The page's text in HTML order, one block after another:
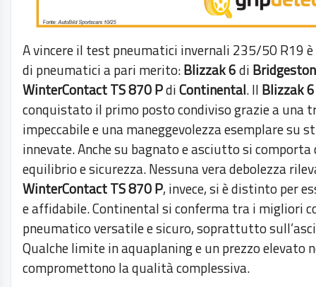
A vincere il test pneumatici invernali 235/50 R19 è
di pneumatici a pari merito:Blizzak 6di
WinterContact TS 870 PdiContinental. Il Blizzak 6
conquistato il primo posto condiviso grazie a una
impeccabile e una maneggevolezza esemplare su
innevate. Anche su bagnato e asciutto si comporta
equilibrio e sicurezza. Nessuna vera debolezza
WinterContact TS 870 P, invece, si è distinto per
e affidabile. Continental si conferma tra i migliori
pneumatico versatile e sicuro, soprattutto
Qualche limite in aquaplaning e un prezzo elevato
compromettono la qualità complessiva.